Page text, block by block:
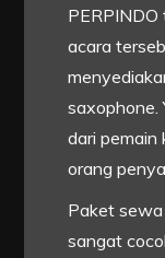
PERPINDO
acara
saxophone.
dari pemain
orang
Paket
sangat